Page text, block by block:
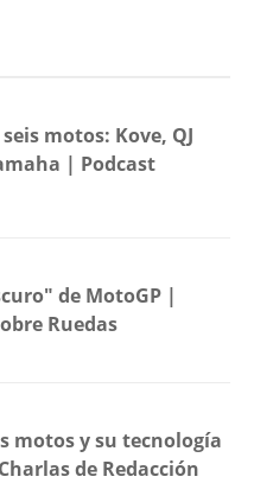
motos: Kove, QJ
| Podcast
de MotoGP |
Ruedas
motos y su tecnología
de Redacción